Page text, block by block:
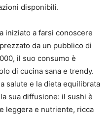
disponibili.
iniziato a farsi conoscere
da un pubblico di
il suo consumo è
di cucina sana e trendy.
salute e la dieta equilibrata
sua diffusione: il sushi è
leggera e nutriente, ricca